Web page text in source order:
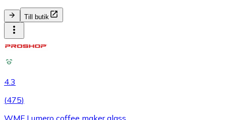
Till butik
4.3
(475)
WMF Lumero coffee maker glass